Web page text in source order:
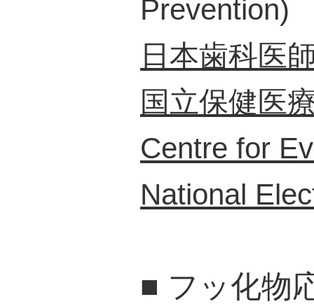
Prevention)
日本歯科医
国立保健医
Centre for
National
■ フッ化物